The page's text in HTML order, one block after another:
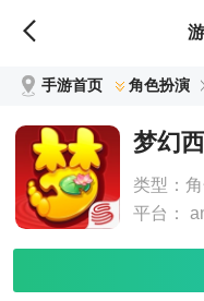
手游首页 角色扮演
梦幻
类型：
平台：